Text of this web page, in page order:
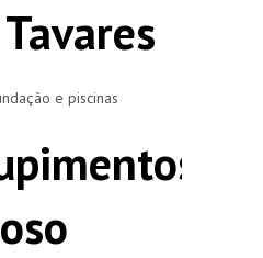
e piscinas